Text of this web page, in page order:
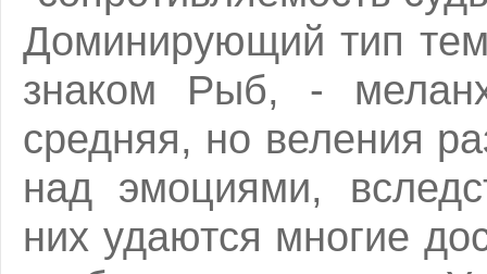
Доминирующий тип
знаком Рыб, -
средняя, но веления
над эмоциями,
них удаются многие